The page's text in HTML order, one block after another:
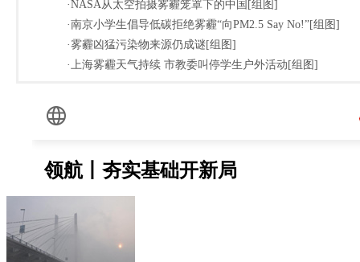
·NASA从太空拍摄雾霾笼罩下的中国[组图]
·南京小学生倡导低碳拒绝雾霾“向PM2.5 Say No!”[组图]
·雾霾凶猛污染物来源仍成谜[组图]
·上海雾霾天气持续 市教委叫停学生户外活动[组图]